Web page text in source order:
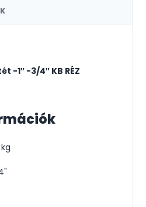
-1″ -3/4″ KB RÉZ